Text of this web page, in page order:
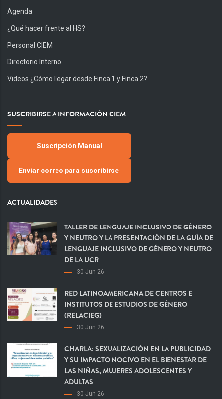
Agenda
¿Qué hacer frente al HS?
Personal CIEM
Directorio Interno
Videos ¿Cómo llegar desde Finca 1 y Finca 2?
SUSCRIBIRSE A INFORMACIÓN CIEM
Suscripción Manual
Enviar correo para suscribirse
ACTUALIDADES
TALLER DE LENGUAJE INCLUSIVO DE GÉNERO
Y NEUTRO Y LA PRESENTACIÓN DE LA GUÍA DE
LENGUAJE INCLUSIVO DE GÉNERO Y NEUTRO
DE LA UCR
30 Jun 26
RED LATINOAMERICANA DE CENTROS E
INSTITUTOS DE ESTUDIOS DE GÉNERO
(RELACIEG)
30 Jun 26
CHARLA: SEXUALIZACIÓN EN LA PUBLICIDAD
Y SU IMPACTO NOCIVO EN EL BIENESTAR DE
LAS NIÑAS, MUJERES ADOLESCENTES Y
ADULTAS
30 Jun 26